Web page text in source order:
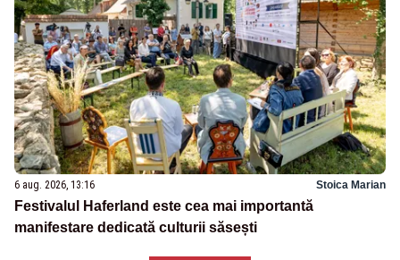
6 aug. 2026, 13:16 Stoica Marian
Festivalul Haferland este cea mai importantă
manifestare dedicată culturii săsești